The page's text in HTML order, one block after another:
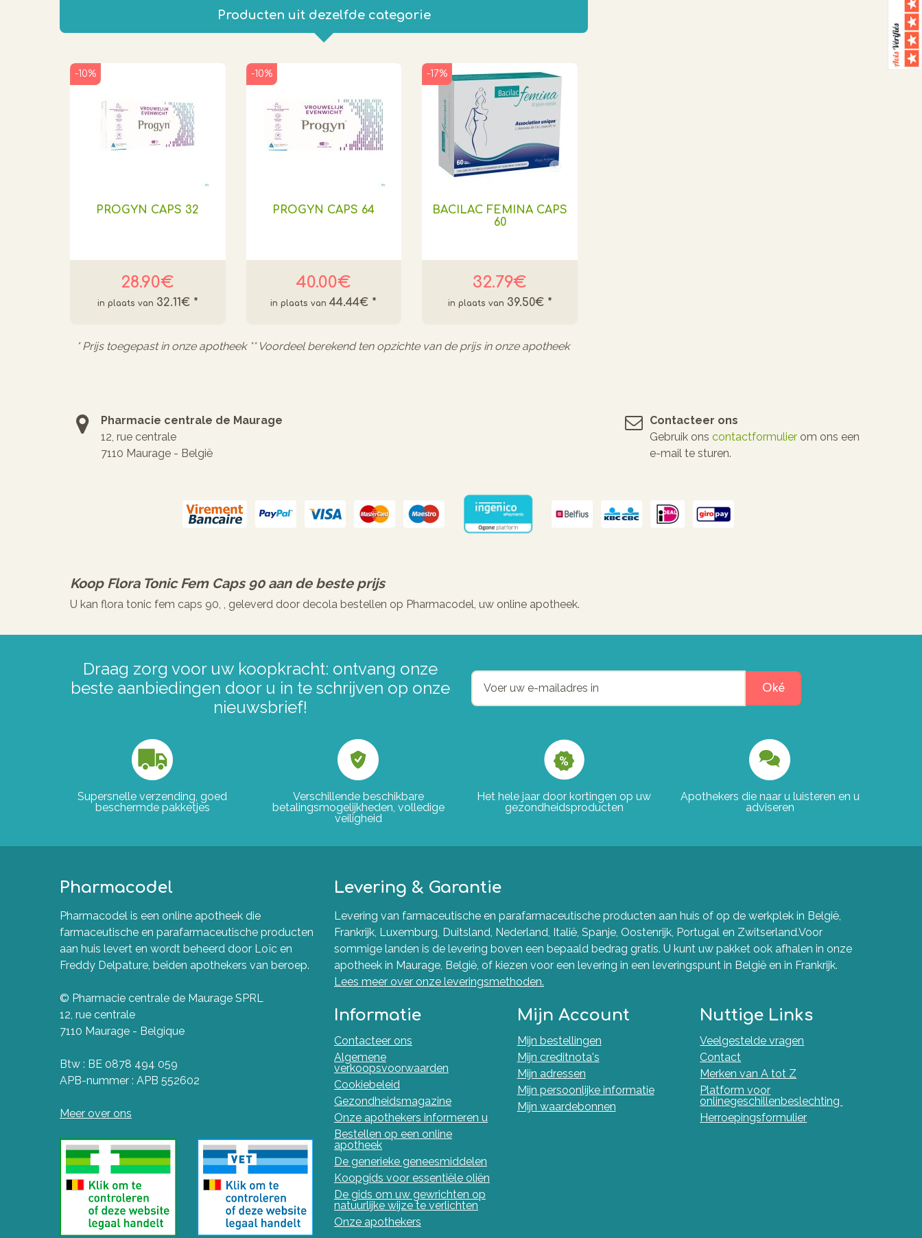
Producten uit dezelfde categorie
PROGYN CAPS 32
28.90€
-10%
32.11€ *
PROGYN CAPS 64
40.00€
-10%
44.44€ *
BACILAC FEMINA CAPS
60
32.79€
-17%
39.50€ *
* Prijs toegepast in onze apotheek ** Voordeel berekend ten opzichte van de prijs in onze apotheek
Pharmacie centrale de Maurage
12, rue centrale
7110 Maurage - België
Contacteer ons
Gebruik ons contactformulier om ons een
e-mail te sturen.
Koop Flora Tonic Fem Caps 90aan de beste prijs
U kan flora tonic fem caps 90, , geleverd door decola bestellen op Pharmacodel, uw online apotheek.
Draag zorg voor uw koopkracht: ontvang onze
beste aanbiedingen door u in te schrijven op onze
nieuwsbrief!
Oké
Supersnelle verzending, goed
beschermde pakketjes
Verschillende beschikbare
betalingsmogelijkheden, volledige
veiligheid
Het hele jaar door kortingen op uw
gezondheidsproducten
Apothekers die naar u luisteren en u
adviseren
Pharmacodel
Pharmacodel is een online apotheek die
farmaceutische en parafarmaceutische producten
aan huis levert en wordt beheerd door Loïc en
Freddy Delpature, beiden apothekers van beroep.
© Pharmacie centrale de Maurage SPRL
12, rue centrale
7110 Maurage - Belgique
Btw : BE 0878 494 059
APB-nummer : APB 552602
Meer over ons
Levering & Garantie
Levering van farmaceutische en parafarmaceutische producten aan huis of op de werkplek in België,
Frankrijk, Luxemburg, Duitsland, Nederland, Italië, Spanje, Oostenrijk, Portugal en Zwitserland.Voor
sommige landen is de levering boven een bepaald bedrag gratis. U kunt uw pakket ook afhalen in onze
apotheek in Maurage, België, of kiezen voor een levering in een leveringspunt in België en in Frankrijk.
Lees meer over onze leveringsmethoden.
Informatie
Contacteer ons
Algemene
verkoopsvoorwaarden
Cookiebeleid
Gezondheidsmagazine
Onze apothekers informeren u
Bestellen op een online
apotheek
De generieke geneesmiddelen
Koopgids voor essentiële oliën
De gids om uw gewrichten op
natuurlijke wijze te verlichten
Onze apothekers
Mijn Account
Mijn bestellingen
Mijn creditnota's
Mijn adressen
Mijn persoonlijke informatie
Mijn waardebonnen
Nuttige Links
Veelgestelde vragen
Contact
Merken van A tot Z
Platform voor
onlinegeschillenbeslechting
Herroepingsformulier